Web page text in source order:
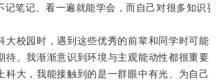
记笔记、看一遍就能学会，而自己对很多知识
大校园时，遇到这些优秀的前辈和同学时可能
待。我渐渐意识到环境与主观能动性都很重要
科大，我能接触到的是一群眼中有光、为自己